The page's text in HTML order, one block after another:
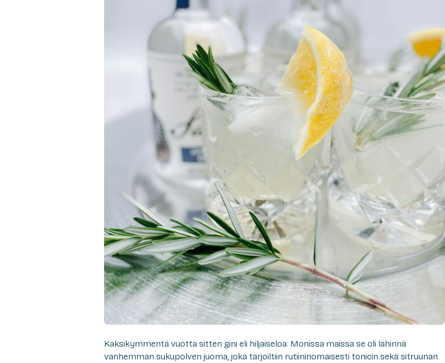
Kaksikymmentä vuotta sitten gini eli hiljaiseloa. Monissa maissa se oli lähinnä
vanhemman sukupolven juoma, joka tarjoiltiin rutiininomaisesti tonicin sekä sitruunan